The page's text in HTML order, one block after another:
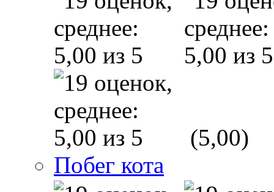
(5,00)
Побег кота